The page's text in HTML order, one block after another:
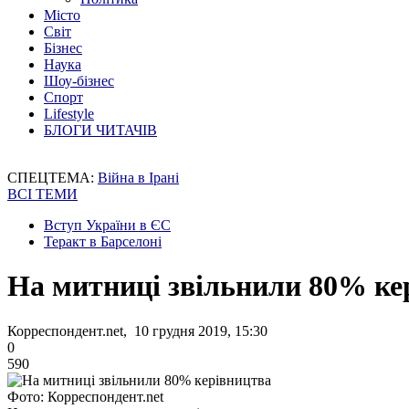
Місто
Світ
Бізнес
Наука
Шоу-бізнес
Спорт
Lifestyle
БЛОГИ ЧИТАЧІВ
СПЕЦТЕМА: Війна в Ірані
ВСІ ТЕМИ
Вступ України в ЄС
Теракт в Барселоні
На митниці звільнили 80%
Корреспондент.net, 10 грудня 2019, 15:30
0
590
Фото: Корреспондент.net